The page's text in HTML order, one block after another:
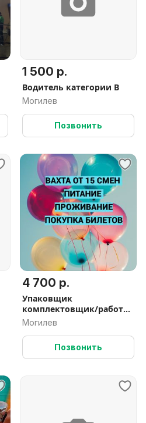
1 500 р.
Водитель категории В
Могилев
Позвонить
4 700 р.
Упаковщик
комплектовщик/работа
вахтой
Могилев
Позвонить